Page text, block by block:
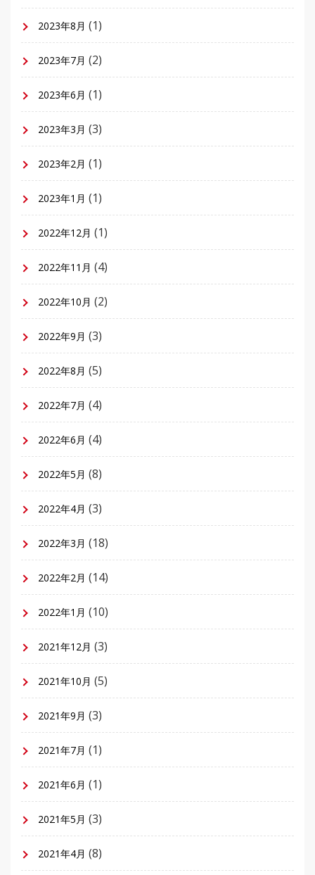
2023年8月 (1)
2023年7月 (2)
2023年6月 (1)
2023年3月 (3)
2023年2月 (1)
2023年1月 (1)
2022年12月 (1)
2022年11月 (4)
2022年10月 (2)
2022年9月 (3)
2022年8月 (5)
2022年7月 (4)
2022年6月 (4)
2022年5月 (8)
2022年4月 (3)
2022年3月 (18)
2022年2月 (14)
2022年1月 (10)
2021年12月 (3)
2021年10月 (5)
2021年9月 (3)
2021年7月 (1)
2021年6月 (1)
2021年5月 (3)
2021年4月 (8)